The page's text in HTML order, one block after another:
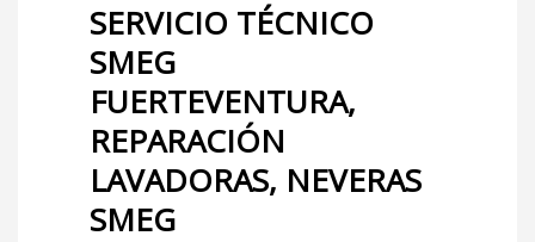
SERVICIO TÉCNICO
SMEG
FUERTEVENTURA,
REPARACIÓN
LAVADORAS, NEVERAS
SMEG